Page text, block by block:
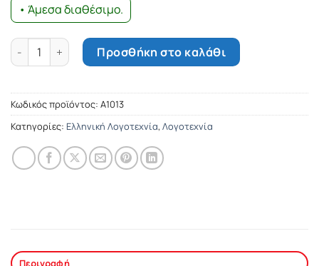
• Άμεσα διαθέσιμο.
Χωρίς διακόπτη ποσότηταΠροσθήκη στο καλάθι
Κωδικός προϊόντος: Α1013
Κατηγορίες: Ελληνική Λογοτεχνία, Λογοτεχνία
Περιγραφή